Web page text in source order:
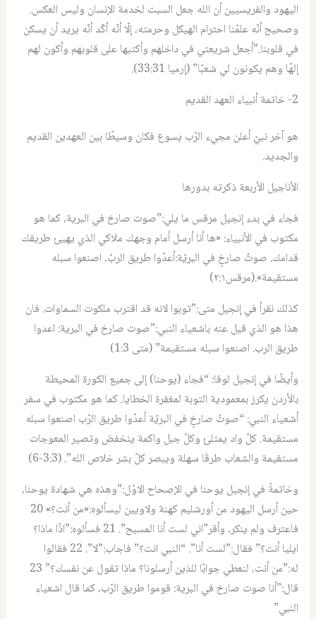
اليهود والفريسيين أن الله جعل السبت لخدمة الإنسان وليس العكس.
وصحيح أنّه علمّنا احترام الهيكل وحرمته، إلّا أنّه أكّد أنّه يريد أن يسكن
في قلوبنا.”أجعل شريعتي في داخلهم وأكتبها على قلوبهم وأكون لهم
إلهًا وهم يكونون لي شعبًا” (إرميا 33:31).
2- خاتمة أنبياء العهد القديم
هو آخر نبيّ أعلن مجيء الرّب يسوع فكان وسيطًا بين العهدين القديم
والجديد.
الأناجيل الأربعة ذكرته بدورها
فجاء في بدء إنجيل مرقس ما يلي:”صوت صارخ في البرية، كما هو
مكتوب في الأنبياء: «ها أنا أرسل أمام وجهك ملاكي الذي يهيئ طريقك
قدامك. صوتُ صارخٍ في البريّة:أعدّوا طريق الربّ، اصنعوا سبله
مستقيمة».(مرقس٢:١)
كذلك نقرأ في إنجيل متى:”توبوا لانه قد اقترب ملكوت السماوات. فان
هذا هو الذي قيل عنه باشعياء النبي:”صوت صارخ في البرية: اعدوا
طريق الرب. اصنعوا سبله مستقيمة” (متى 1:3)
وأيضًا في إنجيل لوقا: “فجاء (يوحنا) إلى جميع الكورة المحيطة
بالأردن يكرز بمعمودية التوبة لمغفرة الخطايا. كما هو مكتوب في سفر
أشعياء النبي: “صوتُ صارخٍ في البريّة أعدّوا طريق الرّب اصنعوا سبله
مستقيمة. كلّ واد يمتلئ وكلّ جبل واكمة ينخفض وتصير المعوجات
مستقيمة والشعاب طرقَا سهلة ويبصر كلّ بشر خلاص الله”. (3:3-6)
وخاتمةً في إنجيل يوحنا في الإصحاح الاوّل:”وهذه هي شهادة يوحنا،
حين أرسل اليهود من أورشليم كهنة ولاويين ليسألوه:«من أنت؟» 20
فاعترف ولم ينكر، وأقر”اني لست أنا المسيح”. 21 فسألوه:”اذًا ماذا؟
ايليا أنت؟” فقال:”لست أنا”. “النبي انت؟” فاجاب:”لا”. 22 فقالوا
له:”من أنت، لنعطي جوابًا للذين أرسلونا؟ ماذا تقول عن نفسك؟” 23
قال:”أنا صوت صارخ في البرية: قوموا طريق الرّب، كما قال اشعياء
النبي”